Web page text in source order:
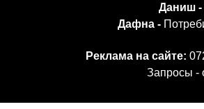
Даниш -
Дафна -
Реклама на сайте:
Запросы -